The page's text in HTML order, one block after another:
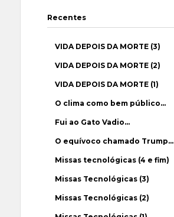
Recentes
VIDA DEPOIS DA MORTE (3)
VIDA DEPOIS DA MORTE (2)
VIDA DEPOIS DA MORTE (1)
O clima como bem público…
Fui ao Gato Vadio…
O equívoco chamado Trump…
Missas tecnológicas (4 e fim)
Missas Tecnológicas (3)
Missas Tecnológicas (2)